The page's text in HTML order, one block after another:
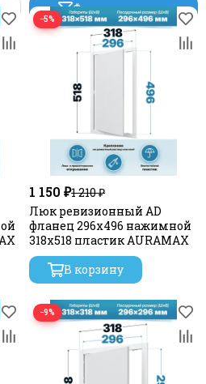
Фильтр товаров
−5%
1 150 ₽1 210 ₽
Люк ревизионный AD
фланец 296х496 нажимной
318х518 пластик AURAMAX
В корзину
−9%